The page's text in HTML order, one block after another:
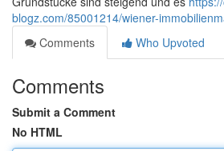
blogz.com/85001214/wiener-
Comments
Who Upvoted
Comments
Submit a Comment
No HTML